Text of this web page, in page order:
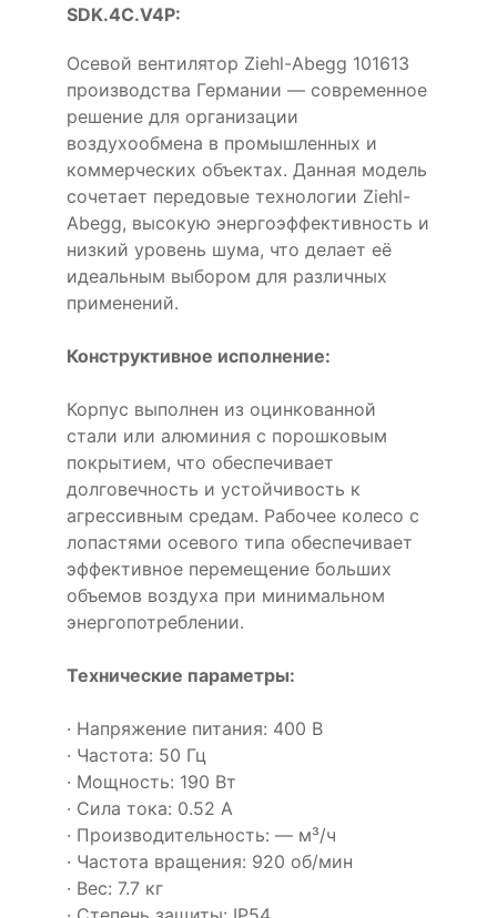
SDK.4C.V4P:
Осевой вентилятор Ziehl-Abegg 101613
производства Германии — современное
решение для организации
воздухообмена в промышленных и
коммерческих объектах. Данная модель
сочетает передовые технологии Ziehl-
Abegg, высокую энергоэффективность и
низкий уровень шума, что делает её
идеальным выбором для различных
применений.
Конструктивное исполнение:
Корпус выполнен из оцинкованной
стали или алюминия с порошковым
покрытием, что обеспечивает
долговечность и устойчивость к
агрессивным средам. Рабочее колесо с
лопастями осевого типа обеспечивает
эффективное перемещение больших
объемов воздуха при минимальном
энергопотреблении.
Технические параметры:
· Напряжение питания: 400 В
· Частота: 50 Гц
· Мощность: 190 Вт
· Сила тока: 0.52 А
· Производительность: — м³/ч
· Частота вращения: 920 об/мин
· Вес: 7.7 кг